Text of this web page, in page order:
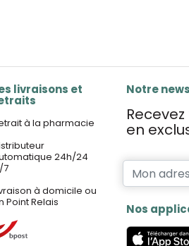
livraisons et
à la pharmacie
24h/24
7
à domicile ou
Point Relais
Notre
en
Nos